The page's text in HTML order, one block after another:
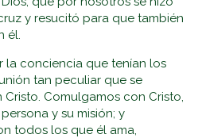
y resucitó para que también
él.
la conciencia que tenían los
tan peculiar que se
Comulgamos con Cristo,
y su misión; y
todos los que él ama,